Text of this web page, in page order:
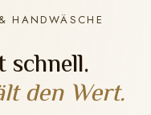
HANDWÄSCHE
schnell.
den Wert.